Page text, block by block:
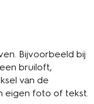
Bijvoorbeeld bij
bruiloft,
van de
eigen foto of tekst.